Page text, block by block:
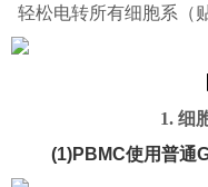
轻松电转所有细胞系（
1. 细
(1)PBMC使用普通